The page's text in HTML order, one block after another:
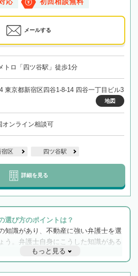
応 初回相談無料
メールする
トロ「四ツ谷駅」徒歩1分
東京都新宿区四谷1-8-14 四谷一丁目ビル3
地図
オンライン相談可
宿区 四ツ谷駅
詳細を見る
選び方のポイントは？
知識があり、不動産に強い弁護士を選
う。弁護士自身にこうした知識がある
との連携もスムーズに進み、トラブル
ならず相続をトータルで任せることが
。また、相続は感情がからむ分野なの
もっと見る